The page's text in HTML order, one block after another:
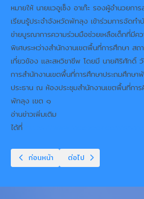
หมายให้ นายเเวอูเซ็ง อาเก๊ะ รองผู้อำนวยกา
เรียนรู้ประจำจังหวัดพัทลุง เข้าร่วมการจัดท
ข่ายบูรณาการความร่วมมือช่วยเหลือเด็กที่มีค
พิเศษระหว่างสำนักงานเขตพื้นที่การศึกษา ส
เกี่ยวข้อง เเละสหวิชาชีพ โดยมี นายศิริศัก
การสำนักงานเขตพื้นที่การศึกษาประถมศึกษ
ประธาน ณ ห้องประชุมสำนักงานเขตพื้นที่การ
พัทลุง เขต ๑
อ่านข่าวเพิ่มเติม
ได้ที่
เนื้อหาก่อนหน้า: บุคลากรสังกัดสำนักงาน
ก่อนหน้า เนื้อหาถัดไป: ลงพื้นที่นิเ
ต่อไป